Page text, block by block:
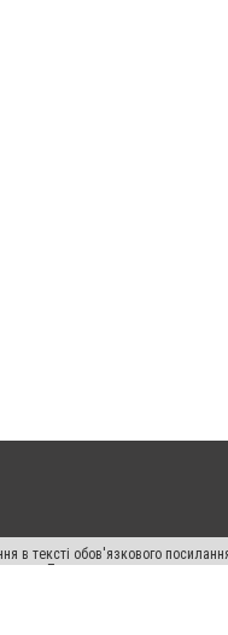
в тексті обов'язкового
Порушення виняткових